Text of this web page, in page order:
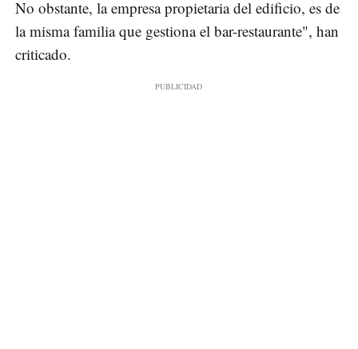
No obstante, la empresa propietaria del edificio, es de
la misma familia que gestiona el bar-restaurante", han
criticado.